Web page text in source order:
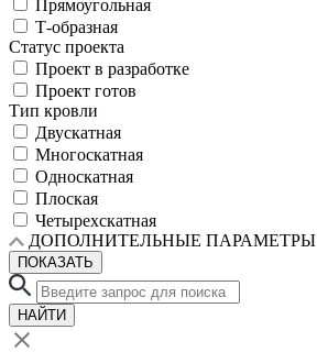
Прямоугольная
Т-образная
Статус проекта
Проект в разработке
Проект готов
Тип кровли
Двускатная
Многоскатная
Односкатная
Плоская
Четырехскатная
ДОПОЛНИТЕЛЬНЫЕ ПАРАМЕТРЫ
ПОКАЗАТЬ
НАЙТИ